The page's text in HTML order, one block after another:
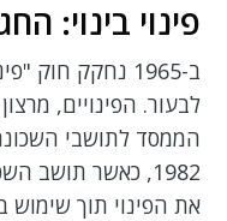
פינוי בינוי:
ב-1965 נחקק
לבעור. הפינויים,
1982, כאשר תושב
את הפינוי תוך שימוש